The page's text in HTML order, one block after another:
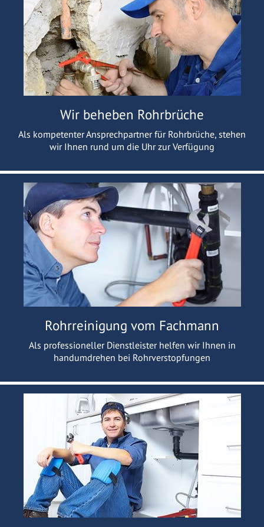
Wir beheben Rohrbrüche
Als kompetenter Ansprechpartner für Rohrbrüche, stehen
wir Ihnen rund um die Uhr zur Verfügung
Rohrreinigung vom Fachmann
Als professioneller Dienstleister helfen wir Ihnen in
handumdrehen bei Rohrverstopfungen